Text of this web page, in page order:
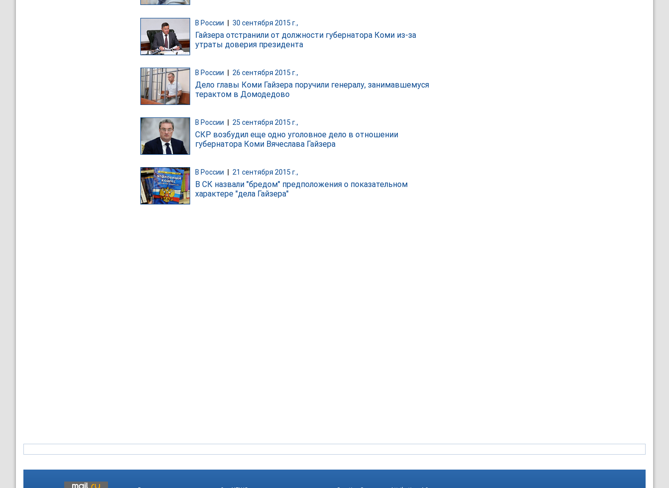
В России | 30 сентября 2015 г.,
Гайзера отстранили от должности губернатора Коми из-за
утраты доверия президента
В России 26 сентября 2015 г.,
Дело главы Коми Гайзера поручили генералу, занимавшемуся
терактом в Домодедово
В России 25 сентября 2015 г.,
СКР возбудил еще одно уголовное дело в отношении
губернатора Коми Вячеслава Гайзера
В России 21 сентября 2015 г.,
В СК назвали "бредом" предположения о показательном
характере "дела Гайзера"